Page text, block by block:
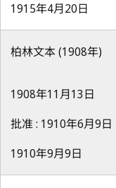
1915年4月20日
柏林文本 (1908年)
1908年11月13日
批准 : 1910年6月9日
1910年9月9日